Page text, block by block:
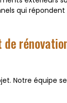
qui répondent
Notre équipe